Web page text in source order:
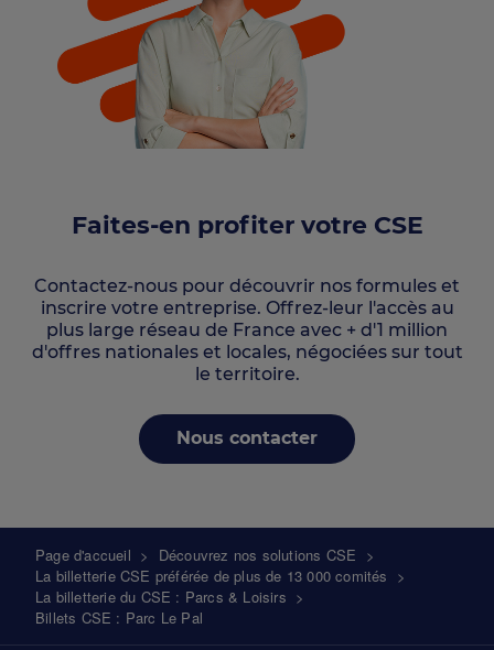
Faites-en profiter votre CSE
Contactez-nous pour découvrir nos formules et
inscrire votre entreprise. Offrez-leur l'accès au
plus large réseau de France avec + d'1 million
d'offres nationales et locales, négociées sur tout
le territoire.
Nous contacter
Fil
d'Ariane
Page d'accueil > Découvrez nos solutions CSE >
La billetterie CSE préférée de plus de 13 000 comités >
La billetterie du CSE : Parcs & Loisirs >
Billets CSE : Parc Le Pal